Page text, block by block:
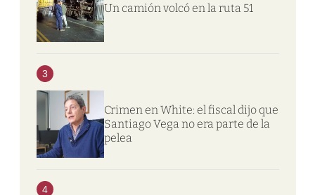
Un camión volcó en la ruta 51
3
Crimen en White: el fiscal dijo que
Santiago Vega no era parte de la
pelea
4